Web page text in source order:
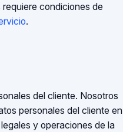
condiciones de
.
del cliente. Nosotros
personales del cliente en
y operaciones de la